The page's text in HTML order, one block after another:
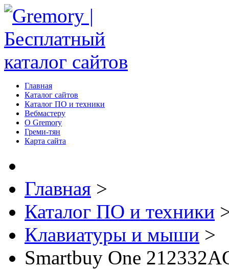
Главная
Каталог сайтов
Каталог ПО и техники
Вебмастеру
О Gremory
Греми-тян
Карта сайта
Главная >
Каталог ПО и техники
Клавиатуры и мыши >
Smartbuy One